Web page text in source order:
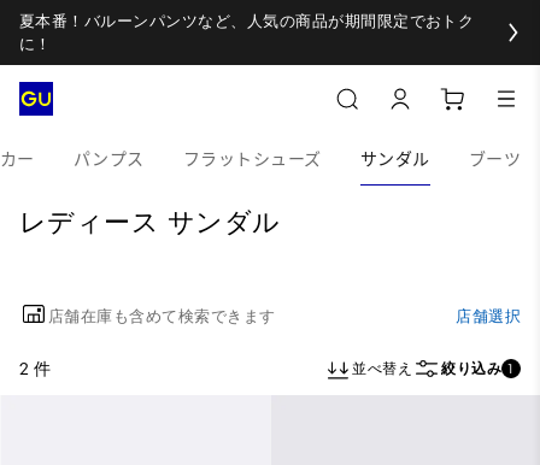
夏本番！バルーンパンツなど、人気の商品が期間限定でおトク
に！
ー パンプス フラットシューズ サンダル ブーツ
レディース サンダル
店舗在庫も含めて検索できます 店舗選択
2 件 並べ替え 絞り込み 1